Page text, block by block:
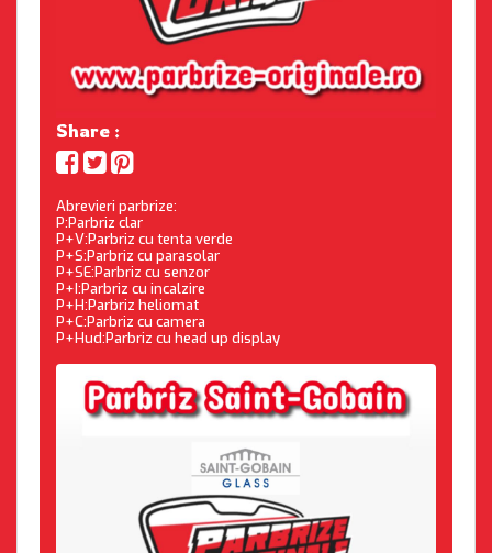
Share :
Abrevieri parbrize:
P:Parbriz clar
P+V:Parbriz cu tenta verde
P+S:Parbriz cu parasolar
P+SE:Parbriz cu senzor
P+I:Parbriz cu incalzire
P+H:Parbriz heliomat
P+C:Parbriz cu camera
P+Hud:Parbriz cu head up display